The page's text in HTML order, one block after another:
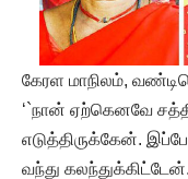
கேரள மாநிலம்,
‘`நான் ஏற்கெனவே
எடுத்திருக்கேன். இப்போ
வந்து